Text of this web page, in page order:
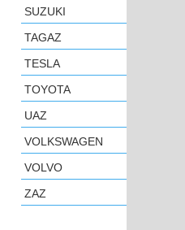
SUZUKI
TAGAZ
TESLA
TOYOTA
UAZ
VOLKSWAGEN
VOLVO
ZAZ